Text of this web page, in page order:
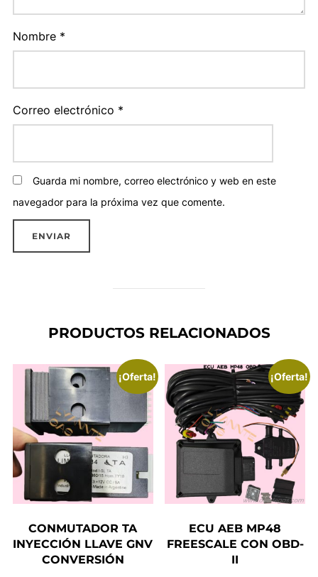
Nombre *
Correo electrónico *
Guarda mi nombre, correo electrónico y web en este
navegador para la próxima vez que comente.
PRODUCTOS RELACIONADOS
¡Oferta!
CONMUTADOR TA
INYECCIÓN LLAVE GNV
CONVERSIÓN
¡Oferta!
ECU AEB MP48
FREESCALE CON OBD-
II